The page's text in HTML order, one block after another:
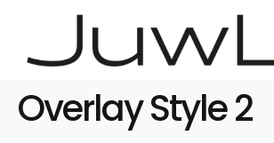
Overlay Style 2